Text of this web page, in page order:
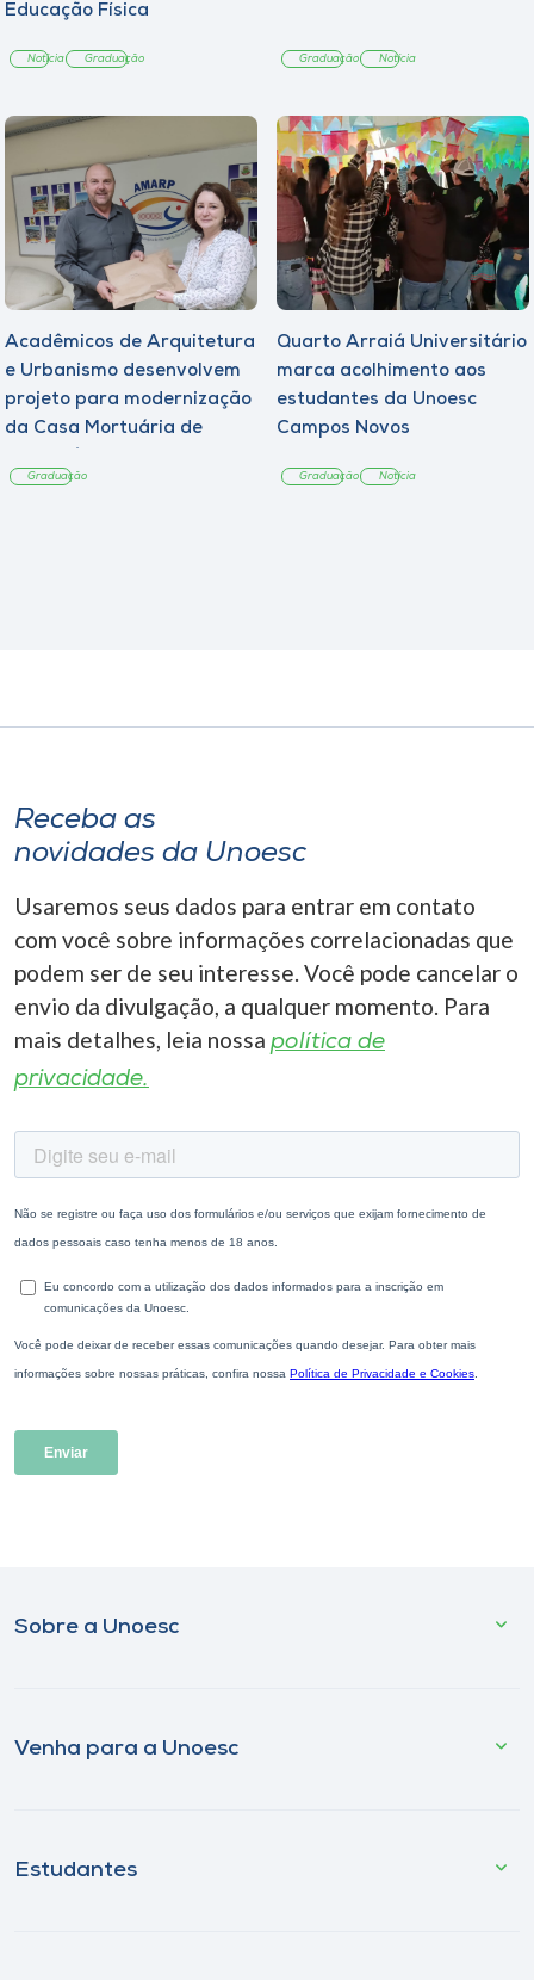
Educação Física
Notícia Graduação Graduação Notícia
Acadêmicos de Arquitetura
e Urbanismo desenvolvem
projeto para modernização
da Casa Mortuária de
Graduação
Quarto Arraiá Universitário
marca acolhimento aos
estudantes da Unoesc
Campos Novos
Graduação Notícia
Receba as
novidades da Unoesc
Usaremos seus dados para entrar em contato
com você sobre informações correlacionadas que
podem ser de seu interesse. Você pode cancelar o
envio da divulgação, a qualquer momento. Para
mais detalhes, leia nossa política de
privacidade.
Sobre a Unoesc
Venha para a Unoesc
Estudantes